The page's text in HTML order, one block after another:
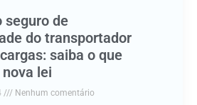
seguro de
do transportador
saiba o que
lei
Nenhum comentário